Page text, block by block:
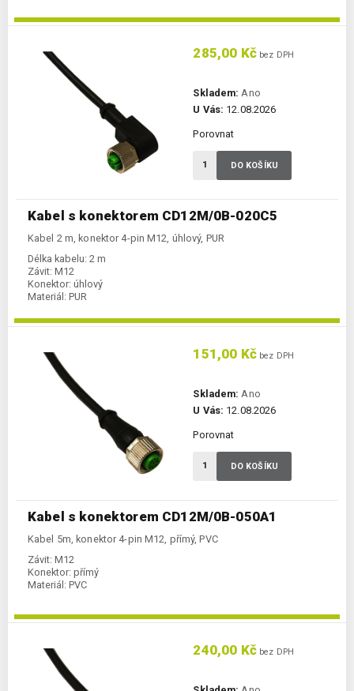
Kabel s konektorem CD12M/0B-020C5
Kabel 2 m, konektor 4-pin M12, úhlový, PUR
Délka kabelu: 2 m
Závit: M12
Konektor: úhlový
Materiál: PUR
285,00 Kč bez DPH
Skladem: Ano
U Vás: 12.08.2026
Porovnat
DO KOŠÍKU
Kabel s konektorem CD12M/0B-050A1
Kabel 5m, konektor 4-pin M12, přímý, PVC
Závit: M12
Konektor: přímý
Materiál: PVC
151,00 Kč bez DPH
Skladem: Ano
U Vás: 12.08.2026
Porovnat
DO KOŠÍKU
240,00 Kč bez DPH